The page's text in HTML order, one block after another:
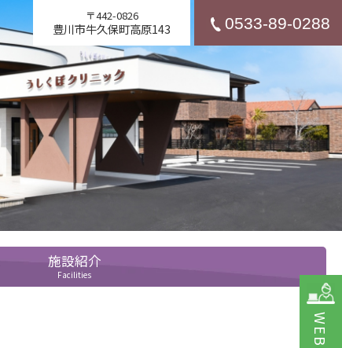
〒442-0826
豊川市牛久保町高原143 0533-89-0288
施設紹介
Facilities